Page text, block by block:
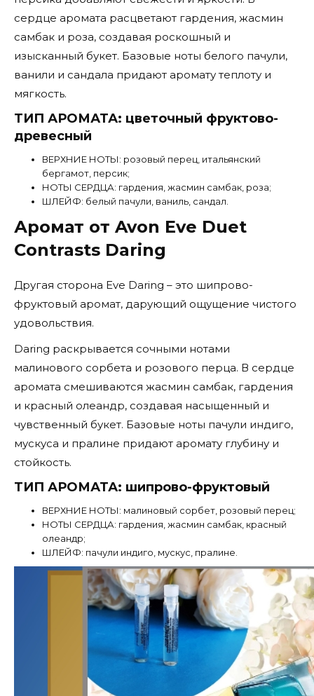
сердце аромата расцветают гардения, жасмин
самбак и роза, создавая роскошный и
изысканный букет. Базовые ноты белого пачули,
ванили и сандала придают аромату теплоту и
мягкость.
ТИП АРОМАТА: цветочный фруктово-
древесный
ВЕРХНИЕ НОТЫ: розовый перец, итальянский
бергамот, персик;
НОТЫ СЕРДЦА: гардения, жасмин самбак, роза;
ШЛЕЙФ: белый пачули, ваниль, сандал.
Аромат от Avon Eve Duet
Contrasts Daring
Другая сторона Eve Daring – это шипрово-
фруктовый аромат, дарующий ощущение чистого
удовольствия.
Daring раскрывается сочными нотами
малинового сорбета и розового перца. В сердце
аромата смешиваются жасмин самбак, гардения
и красный олеандр, создавая насыщенный и
чувственный букет. Базовые ноты пачули индиго,
мускуса и пралине придают аромату глубину и
стойкость.
ТИП АРОМАТА: шипрово-фруктовый
ВЕРХНИЕ НОТЫ: малиновый сорбет, розовый перец;
НОТЫ СЕРДЦА: гардения, жасмин самбак, красный
олеандр;
ШЛЕЙФ: пачули индиго, мускус, пралине.